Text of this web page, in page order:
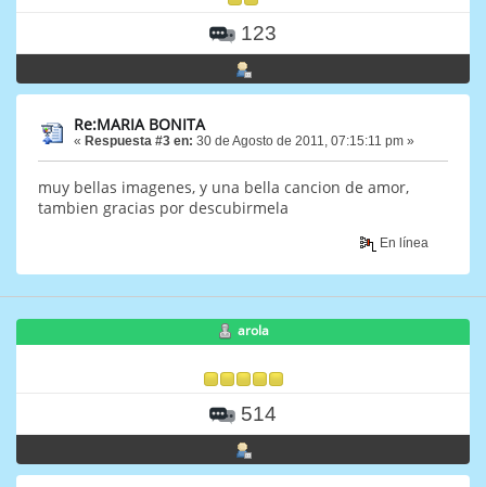
123
Re:MARIA BONITA
« Respuesta #3 en: 30 de Agosto de 2011, 07:15:11 pm »
muy bellas imagenes, y una bella cancion de amor,
tambien gracias por descubirmela
En línea
arola
514